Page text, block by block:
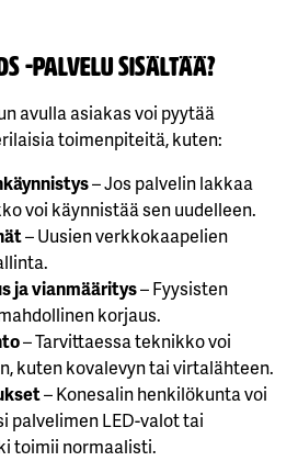
-palvelu sisältää?
avulla asiakas voi pyytää
toimenpiteitä, kuten:
– Jos palvelin lakkaa
voi käynnistää sen uudelleen.
– Uusien verkkokaapelien
ja vianmääritys– Fyysisten
korjaus.
– Tarvittaessa teknikko voi
kuten kovalevyn tai virtalähteen.
– Konesalin henkilökunta voi
palvelimen LED-valot tai
toimii normaalisti.